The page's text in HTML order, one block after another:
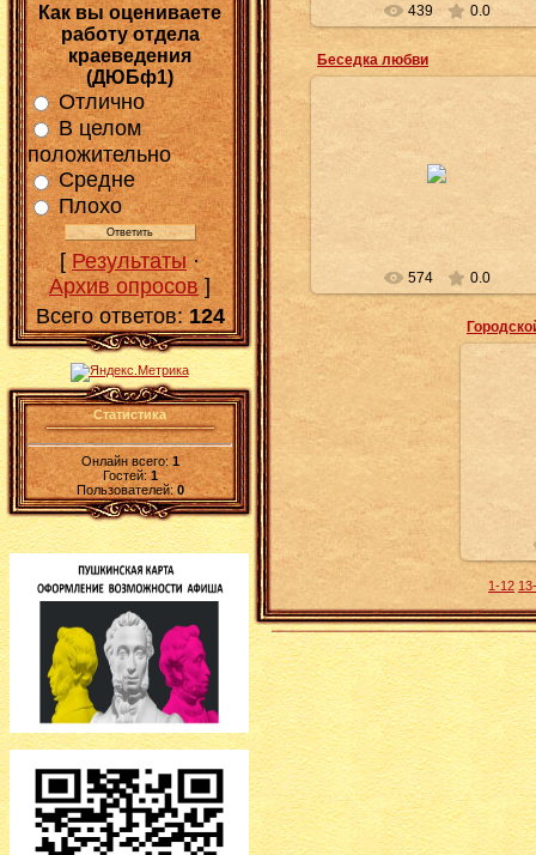
Как вы оцениваете
работу отдела
краеведения
(ДЮБф1)
Отлично
В целом
положительно
Средне
Плохо
[Результаты·
Архив опросов]
Всего ответов: 124
Статистика
Онлайн всего:1
Гостей:1
Пользователей: 0
439 0.0
Беседка любви
22.03.2015
574 0.0
1-12